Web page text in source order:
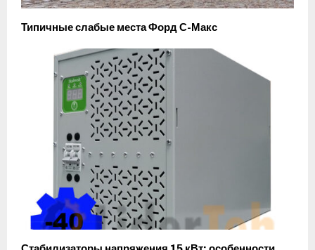
Типичные слабые места Форд С-Макс